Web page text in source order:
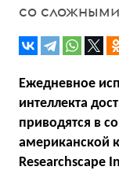
со
Ежедневное
интеллекта
приводятся в
американской
Researchscape